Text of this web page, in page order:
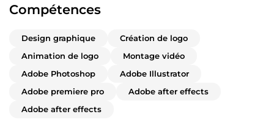
Compétences
Design graphique
Création de logo
Animation de logo
Montage vidéo
Adobe Photoshop
Adobe Illustrator
Adobe premiere pro
Adobe after effects
Adobe after effects